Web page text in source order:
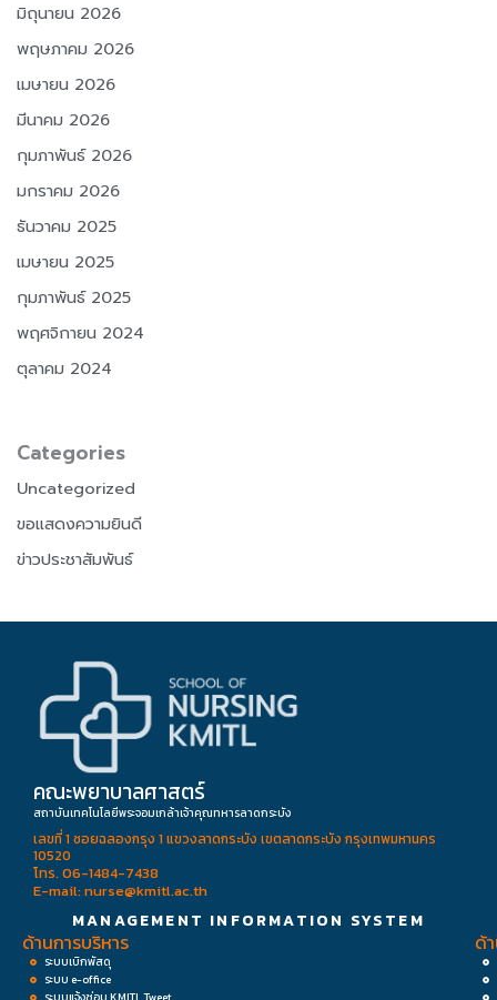
มิถุนายน 2026
พฤษภาคม 2026
เมษายน 2026
มีนาคม 2026
กุมภาพันธ์ 2026
มกราคม 2026
ธันวาคม 2025
เมษายน 2025
กุมภาพันธ์ 2025
พฤศจิกายน 2024
ตุลาคม 2024
Categories
Uncategorized
ขอแสดงความยินดี
ข่าวประชาสัมพันธ์
คณะพยาบาลศาสตร์
สถาบันเทคโนโลยีพระจอมเกล้าเจ้าคุณทหารลาดกระบัง
เลขที่ 1 ซอยฉลองกรุง 1 แขวงลาดกระบัง เขตลาดกระบัง กรุงเทพมหานคร
10520
โทร. 06-1484-7438
E-mail: nurse@kmitl.ac.th
MANAGEMENT INFORMATION SYSTEM
ด้านการบริหาร
ระบบเบิกพัสดุ
ระบบ e-office
ด้